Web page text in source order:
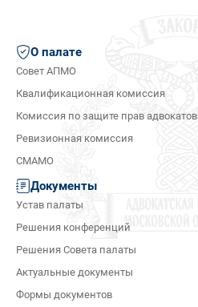
О палате
Совет АПМО
Квалификационная комиссия
Комиссия по защите прав адвокатов
Ревизионная комиссия
СМАМО
Документы
Устав палаты
Решения конференций
Решения Совета палаты
Актуальные документы
Формы документов